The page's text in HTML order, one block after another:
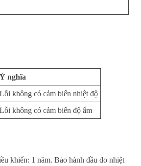
Ý nghĩa
Lỗi không có cảm biến nhiệt độ
Lỗi không có cảm biến độ ẩm
khiển: 1 năm. Bảo hành đầu đo nhiệt